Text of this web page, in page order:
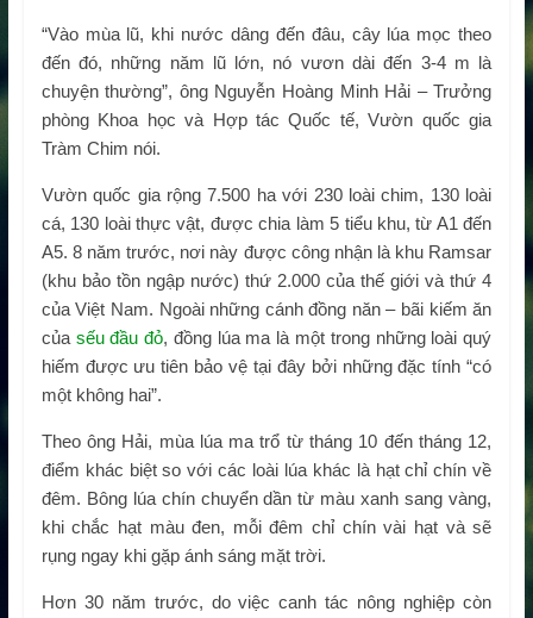
“Vào mùa lũ, khi nước dâng đến đâu, cây lúa mọc theo
đến đó, những năm lũ lớn, nó vươn dài đến 3-4 m là
chuyện thường”, ông Nguyễn Hoàng Minh Hải – Trưởng
phòng Khoa học và Hợp tác Quốc tế, Vườn quốc gia
Tràm Chim nói.
Vườn quốc gia rộng 7.500 ha với 230 loài chim, 130 loài
cá, 130 loài thực vật, được chia làm 5 tiểu khu, từ A1 đến
A5. 8 năm trước, nơi này được công nhận là khu Ramsar
(khu bảo tồn ngập nước) thứ 2.000 của thế giới và thứ 4
của Việt Nam. Ngoài những cánh đồng năn – bãi kiếm ăn
của sếu đầu đỏ, đồng lúa ma là một trong những loài quý
hiếm được ưu tiên bảo vệ tại đây bởi những đặc tính “có
một không hai”.
Theo ông Hải, mùa lúa ma trổ từ tháng 10 đến tháng 12,
điểm khác biệt so với các loài lúa khác là hạt chỉ chín về
đêm. Bông lúa chín chuyển dần từ màu xanh sang vàng,
khi chắc hạt màu đen, mỗi đêm chỉ chín vài hạt và sẽ
rụng ngay khi gặp ánh sáng mặt trời.
Hơn 30 năm trước, do việc canh tác nông nghiệp còn